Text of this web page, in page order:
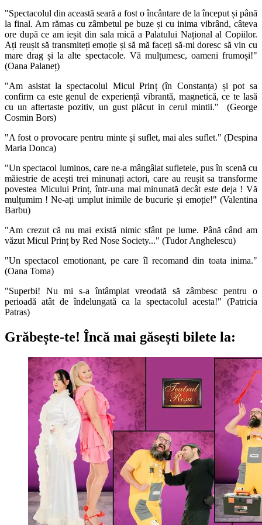
"Spectacolul din această seară a fost o încântare de la început și până
la final. Am rămas cu zâmbetul pe buze și cu inima vibrând, câteva
ore după ce am ieșit din sala mică a Palatului Național al Copiilor.
Ați reușit să transmiteți emoție și să mă faceți să-mi doresc să vin cu
mare drag și la alte spectacole. Vă mulțumesc, oameni frumoși!"
(Oana Palaneț)
"Am asistat la spectacolul Micul Prinț (în Constanța) și pot sa
confirm ca este genul de experiență vibrantă, magnetică, ce te lasă
cu un aftertaste pozitiv, un gust plăcut in cerul mintii." (George
Cosmin Bors)
"A fost o provocare pentru minte și suflet, mai ales suflet." (Despina
Maria Donca)
"Un spectacol luminos, care ne-a mângâiat sufletele, pus în scenă cu
măiestrie de acești trei minunați actori, care au reușit sa transforme
povestea Micului Prinț, într-una mai minunată decât este deja ! Vă
mulțumim ! Ne-ați umplut inimile de bucurie și emoție!" (Valentina
Barbu)
"Am crezut că nu mai există nimic sfânt pe lume. Până când am
văzut Micul Prinț by Red Nose Society..." (Tudor Anghelescu)
"Un spectacol emotionant, pe care îl recomand din toata inima."
(Oana Toma)
"Superbi! Nu mi s-a întâmplat vreodată să zâmbesc pentru o
perioadă atât de îndelungată ca la spectacolul acesta!" (Patricia
Patras)
Grăbește-te! Încă mai găsești bilete la: